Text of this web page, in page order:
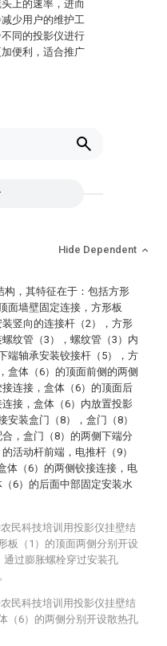
上的速率，进而
少用户的维护工
同的投影仪进行
便利，适合推广
Hide Dependent
构，其特征在于：包括方形
面墙壁固定连接，方形板
装竖向的连接杆（2），方形
纹管（3），螺纹管（3）内
端轴承安装铰接杆（5），方
盒体（6）的顶面前侧的两侧
连接，盒体（6）的顶面后
接，盒体（6）内放置投影
装盒门（8），盒门（8）
，盒门（8）的两侧下端分
活动杆前端，电推杆（9）
体（6）的两侧铰接连接，电
6）的后面中部固定安装水
民科技培训用投影仪挂壁结
板（1）的顶面两侧分别开设
过膨胀螺栓穿过安装孔
民科技培训用投影仪挂壁结
（6）的两侧分别开设散热孔